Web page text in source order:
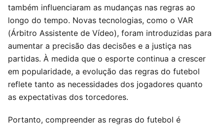
também influenciaram as mudanças nas regras ao
longo do tempo. Novas tecnologias, como o VAR
(Árbitro Assistente de Vídeo), foram introduzidas para
aumentar a precisão das decisões e a justiça nas
partidas. À medida que o esporte continua a crescer
em popularidade, a evolução das regras do futebol
reflete tanto as necessidades dos jogadores quanto
as expectativas dos torcedores.
Portanto, compreender as regras do futebol é